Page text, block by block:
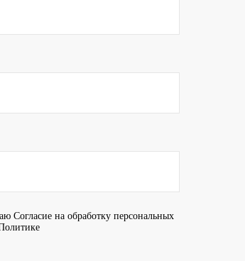
Согласие на обработку персональных